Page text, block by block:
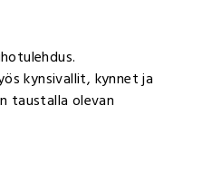
kynsivallit, kynnet ja
taustalla olevan